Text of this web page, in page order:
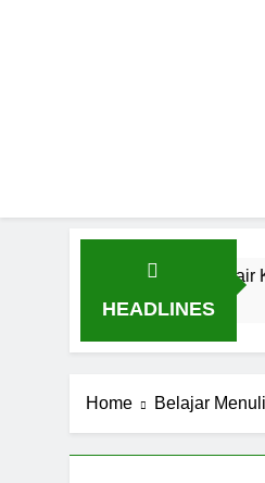
HEADLINES
dalam Syair Kesuksesan
Home Belajar